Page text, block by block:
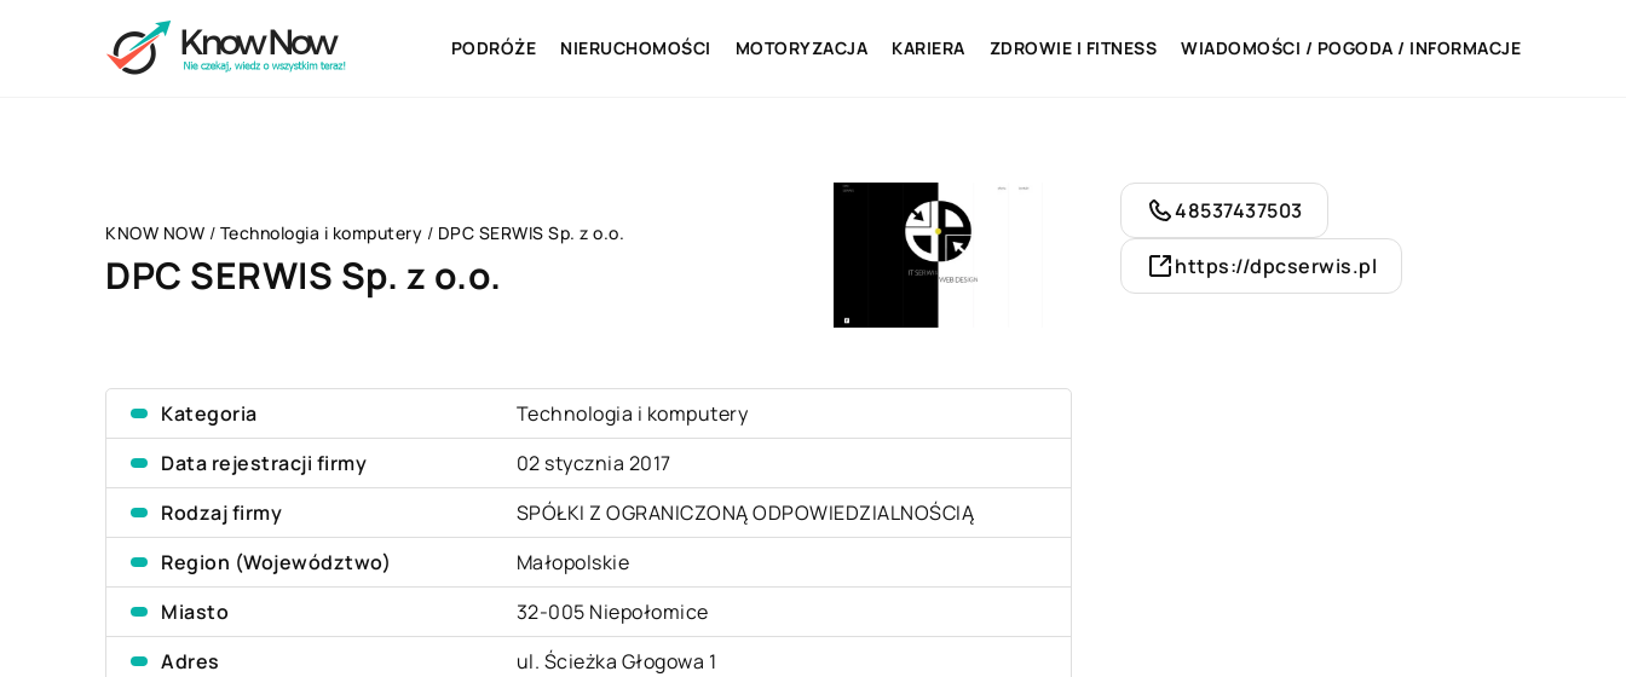
PODRÓŻE NIERUCHOMOŚCI MOTORYZACJA KARIERA ZDROWIE I FITNESS WIADOMOŚCI / POGODA / INFORMACJE
KNOW NOW / Technologia i komputery / DPC SERWIS Sp. z o.o.
DPC SERWIS Sp. z o.o.
Kategoria
Technologia i komputery
Data rejestracji firmy
02 stycznia 2017
Rodzaj firmy
SPÓŁKI Z OGRANICZONĄ ODPOWIEDZIALNOŚCIĄ
Region (Województwo)
Małopolskie
Miasto
32-005 Niepołomice
Adres
ul. Ścieżka Głogowa 1
48537437503
https://dpcserwis.pl